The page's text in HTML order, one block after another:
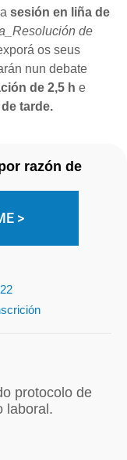
sesión en liña de
de
os seus
nun debate
de 2,5 h e
tarde.
razón de
>
protocolo de
laboral.